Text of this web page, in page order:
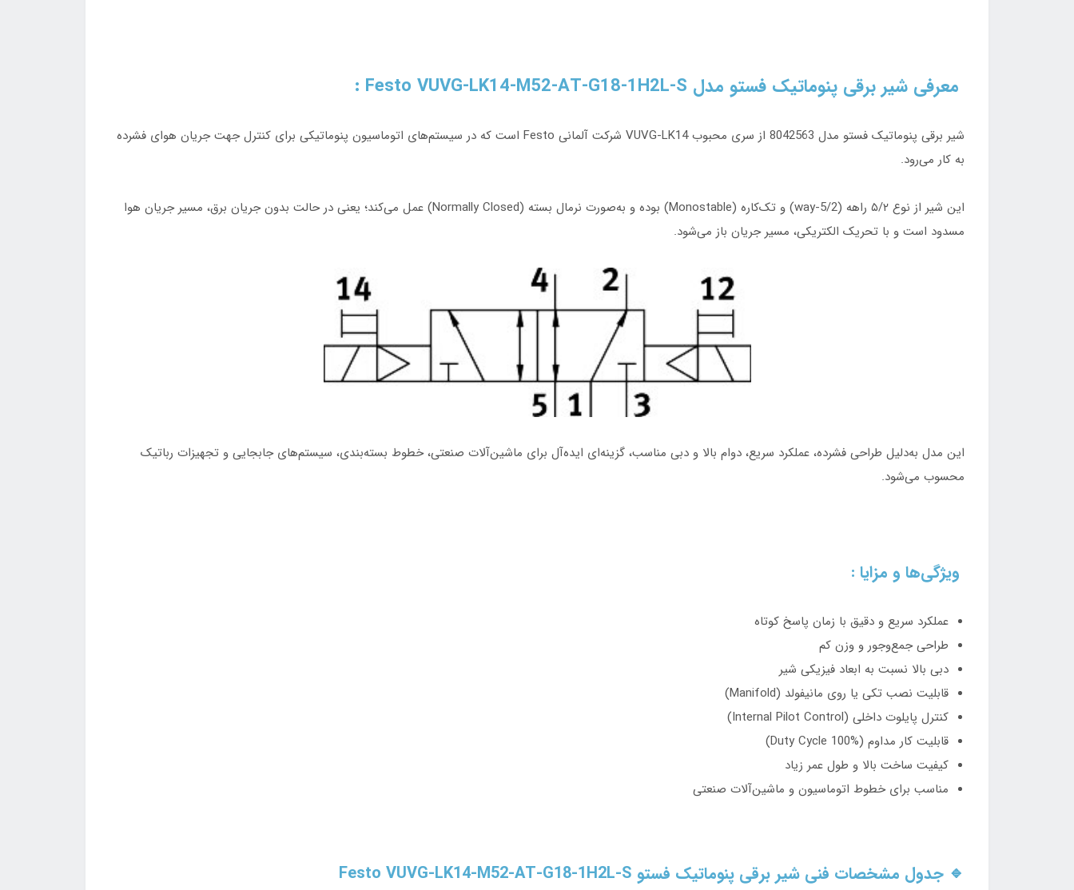
معرفی شیر برقی پنوماتیک فستو مدل Festo VUVG-LK14-M52-AT-G18-1H2L-S :
شیر برقی پنوماتیک فستو مدل 8042563 از سری محبوب VUVG-LK14 شرکت آلمانی Festo است که در سیستم‌های اتوماسیون پنوماتیکی برای کنترل جهت جریان هوای فشرده
به کار می‌رود.
این شیر از نوع ۵/۲ راهه (5/2-way) و تک‌کاره (Monostable) بوده و به‌صورت نرمال بسته (Normally Closed) عمل می‌کند؛ یعنی در حالت بدون جریان برق، مسیر جریان هوا
مسدود است و با تحریک الکتریکی، مسیر جریان باز می‌شود.
این مدل به‌دلیل طراحی فشرده، عملکرد سریع، دوام بالا و دبی مناسب، گزینه‌ای ایده‌آل برای ماشین‌آلات صنعتی، خطوط بسته‌بندی، سیستم‌های جابجایی و تجهیزات رباتیک
محسوب می‌شود.
ویژگی‌ها و مزایا :
عملکرد سریع و دقیق با زمان پاسخ کوتاه
طراحی جمع‌وجور و وزن کم
دبی بالا نسبت به ابعاد فیزیکی شیر
قابلیت نصب تکی یا روی مانیفولد (Manifold)
کنترل پایلوت داخلی (Internal Pilot Control)
قابلیت کار مداوم (Duty Cycle 100%)
کیفیت ساخت بالا و طول عمر زیاد
مناسب برای خطوط اتوماسیون و ماشین‌آلات صنعتی
🔹 جدول مشخصات فنی شیر برقی پنوماتیک فستو Festo VUVG-LK14-M52-AT-G18-1H2L-S